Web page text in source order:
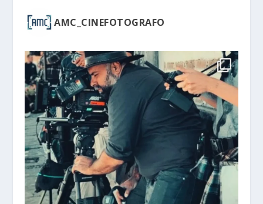
AMC_CINEFOTOGRAFO